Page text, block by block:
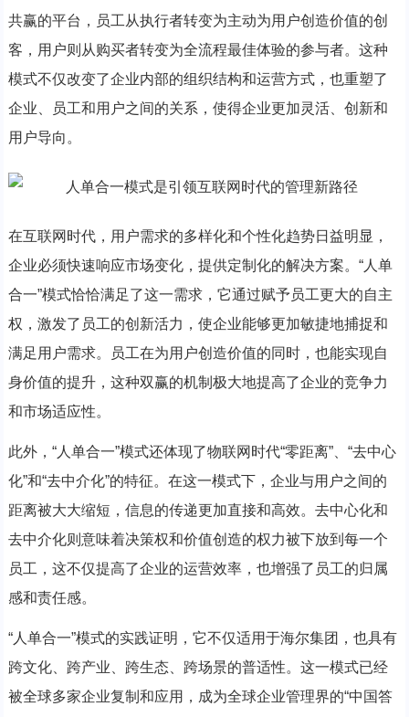
共赢的平台，员工从执行者转变为主动为用户创造价值的创
客，用户则从购买者转变为全流程最佳体验的参与者。这种
模式不仅改变了企业内部的组织结构和运营方式，也重塑了
企业、员工和用户之间的关系，使得企业更加灵活、创新和
用户导向。
在互联网时代，用户需求的多样化和个性化趋势日益明显，
企业必须快速响应市场变化，提供定制化的解决方案。“人单
合一”模式恰恰满足了这一需求，它通过赋予员工更大的自主
权，激发了员工的创新活力，使企业能够更加敏捷地捕捉和
满足用户需求。员工在为用户创造价值的同时，也能实现自
身价值的提升，这种双赢的机制极大地提高了企业的竞争力
和市场适应性。
此外，“人单合一”模式还体现了物联网时代“零距离”、“去中心
化”和“去中介化”的特征。在这一模式下，企业与用户之间的
距离被大大缩短，信息的传递更加直接和高效。去中心化和
去中介化则意味着决策权和价值创造的权力被下放到每一个
员工，这不仅提高了企业的运营效率，也增强了员工的归属
感和责任感。
“人单合一”模式的实践证明，它不仅适用于海尔集团，也具有
跨文化、跨产业、跨生态、跨场景的普适性。这一模式已经
被全球多家企业复制和应用，成为全球企业管理界的“中国答